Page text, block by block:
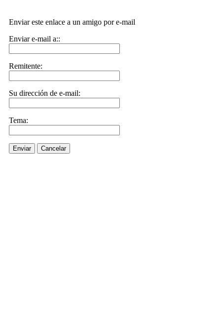
Enviar este enlace a un amigo por e-mail
Enviar e-mail a::
Remitente:
Su dirección de e-mail:
Tema:
Enviar Cancelar